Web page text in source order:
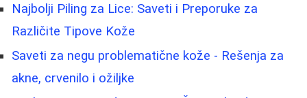
Najbolji Piling za Lice: Saveti i Preporuke za
Različite Tipove Kože
Saveti za negu problematične kože - Rešenja za
akne, crvenilo i ožiljke